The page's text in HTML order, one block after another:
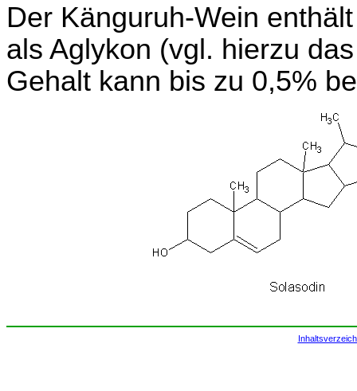
Der Känguruh-Wein
als Aglykon (vgl. hierzu
Gehalt kann bis zu 0,5%